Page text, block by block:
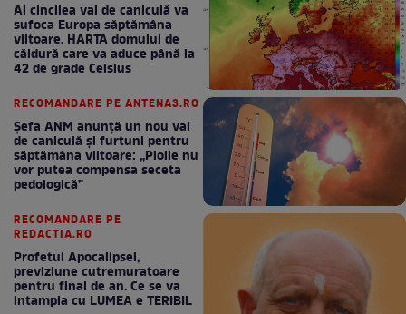
Al cincilea val de caniculă va
sufoca Europa săptămâna
viitoare. HARTA domului de
căldură care va aduce până la
42 de grade Celsius
RECOMANDARE PE ANTENA3.RO
Șefa ANM anunță un nou val
de caniculă și furtuni pentru
săptămâna viitoare: „Ploile nu
vor putea compensa seceta
pedologică”
RECOMANDARE PE
REDACTIA.RO
Profetul Apocalipsei,
previziune cutremuratoare
pentru final de an. Ce se va
intampla cu LUMEA e TERIBIL